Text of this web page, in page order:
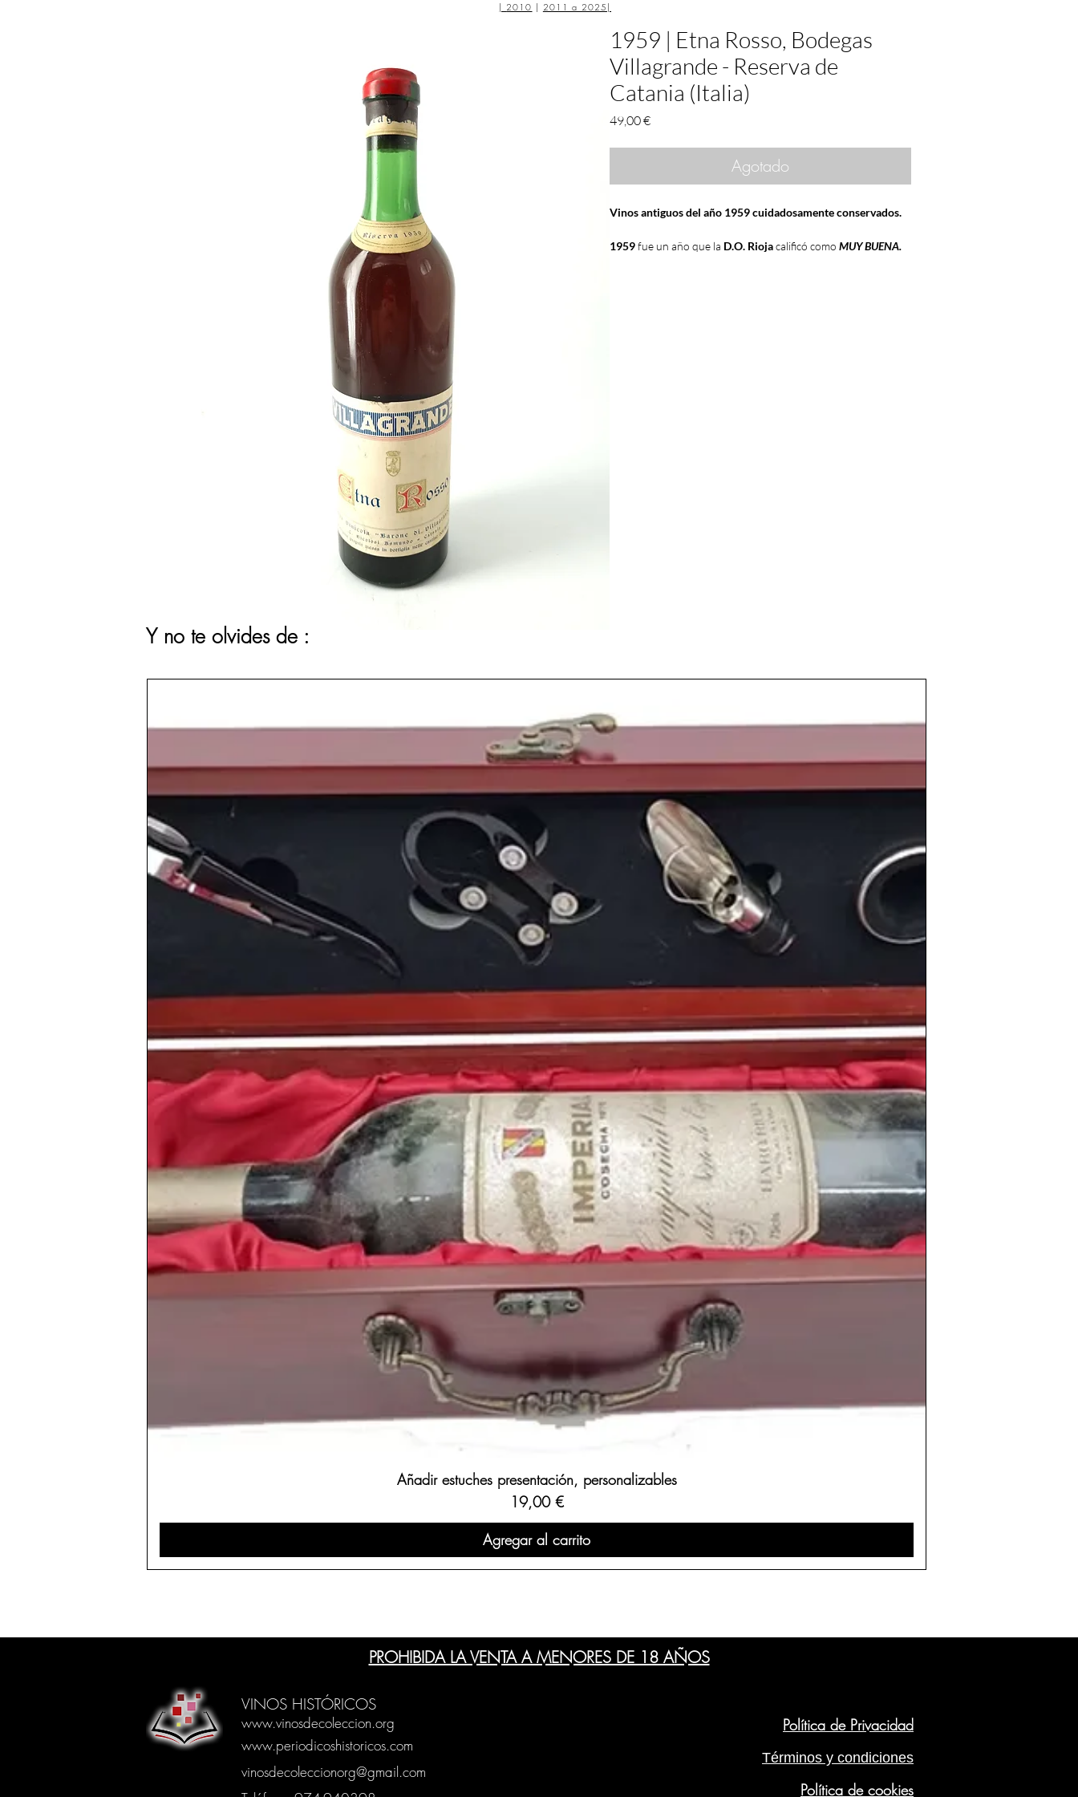
| 2010 | 2011 a 2025 |
1959 | Etna Rosso, Bodegas
Villagrande - Reserva de
Catania (Italia)
49,00 €Precio
Agotado
Vinos antiguos del año 1959 cuidadosamente conservados.
1959fue un año que la D.O. Riojacalificó como MUY BUENA.
Y no te olvides de :
Añadir estuches presentación, personalizables
Precio
19,00 €
Agregar al carrito
PROHIBIDA LA VENTA A MENORES DE 18 AÑOS
VINOS HISTÓRICOS
www.vinosdecoleccion.org
www.periodicoshistoricos.com
vinosdecoleccionorg@gmail.com
Política de Privacidad
Términos y condiciones
Política de cookies